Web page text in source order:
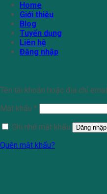
Home
Giới thiệu
Blog
Tuyển dụng
Liên hệ
Đăng nhập
Tên tài khoản hoặc địa chỉ email
Mật khẩu *
Ghi nhớ mật khẩu
Đăng nhập
Quên mật khẩu?